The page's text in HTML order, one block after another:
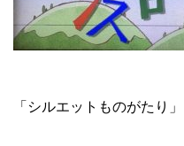
「シルエットものがたり」